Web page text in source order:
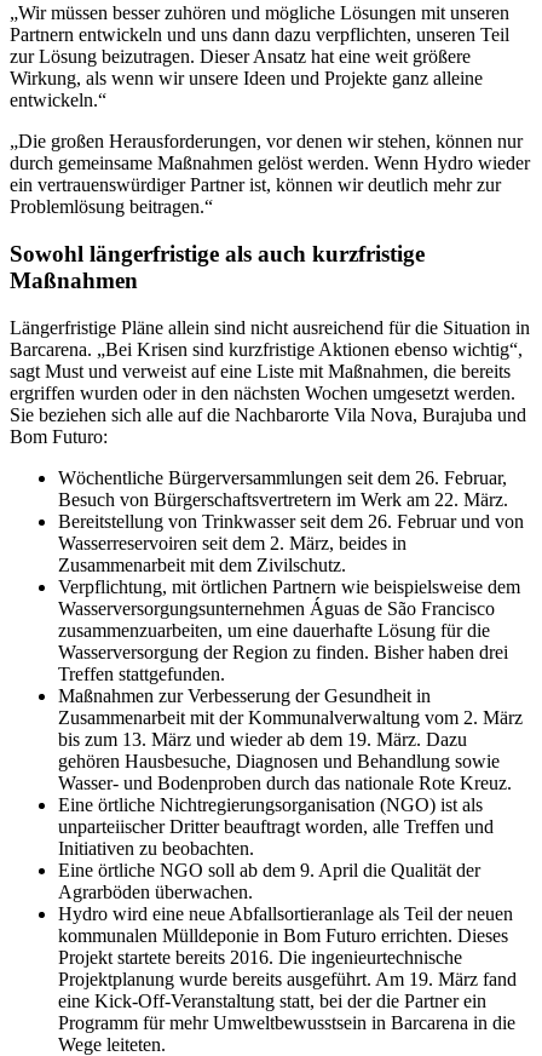
„Wir müssen besser zuhören und mögliche Lösungen mit unseren
Partnern entwickeln und uns dann dazu verpflichten, unseren Teil
zur Lösung beizutragen. Dieser Ansatz hat eine weit größere
Wirkung, als wenn wir unsere Ideen und Projekte ganz alleine
entwickeln.“
„Die großen Herausforderungen, vor denen wir stehen, können nur
durch gemeinsame Maßnahmen gelöst werden. Wenn Hydro wieder
ein vertrauenswürdiger Partner ist, können wir deutlich mehr zur
Problemlösung beitragen.“
Sowohl längerfristige als auch kurzfristige
Maßnahmen
Längerfristige Pläne allein sind nicht ausreichend für die Situation in
Barcarena. „Bei Krisen sind kurzfristige Aktionen ebenso wichtig“,
sagt Must und verweist auf eine Liste mit Maßnahmen, die bereits
ergriffen wurden oder in den nächsten Wochen umgesetzt werden.
Sie beziehen sich alle auf die Nachbarorte Vila Nova, Burajuba und
Bom Futuro:
Wöchentliche Bürgerversammlungen seit dem 26. Februar,
Besuch von Bürgerschaftsvertretern im Werk am 22. März.
Bereitstellung von Trinkwasser seit dem 26. Februar und von
Wasserreservoiren seit dem 2. März, beides in
Zusammenarbeit mit dem Zivilschutz.
Verpflichtung, mit örtlichen Partnern wie beispielsweise dem
Wasserversorgungsunternehmen Águas de São Francisco
zusammenzuarbeiten, um eine dauerhafte Lösung für die
Wasserversorgung der Region zu finden. Bisher haben drei
Treffen stattgefunden.
Maßnahmen zur Verbesserung der Gesundheit in
Zusammenarbeit mit der Kommunalverwaltung vom 2. März
bis zum 13. März und wieder ab dem 19. März. Dazu
gehören Hausbesuche, Diagnosen und Behandlung sowie
Wasser- und Bodenproben durch das nationale Rote Kreuz.
Eine örtliche Nichtregierungsorganisation (NGO) ist als
unparteiischer Dritter beauftragt worden, alle Treffen und
Initiativen zu beobachten.
Eine örtliche NGO soll ab dem 9. April die Qualität der
Agrarböden überwachen.
Hydro wird eine neue Abfallsortieranlage als Teil der neuen
kommunalen Mülldeponie in Bom Futuro errichten. Dieses
Projekt startete bereits 2016. Die ingenieurtechnische
Projektplanung wurde bereits ausgeführt. Am 19. März fand
eine Kick-Off-Veranstaltung statt, bei der die Partner ein
Programm für mehr Umweltbewusstsein in Barcarena in die
Wege leiteten.